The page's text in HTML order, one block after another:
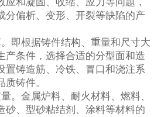
应和凝固、收缩、应力等问题，
分偏析、变形、开裂等缺陷的产
即根据铸件结构、重量和尺寸大
产条件，选择合适的分型面和造
置铸造筋、冷铁、冒口和浇注系
铸件。
。金属炉料、耐火材料、燃料、
砂、型砂粘结剂、涂料等材料的